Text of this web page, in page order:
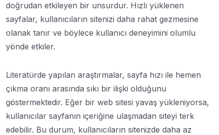
doğrudan etkileyen bir unsurdur. Hızlı yüklenen
sayfalar, kullanıcıların sitenizi daha rahat gezmesine
olanak tanır ve böylece kullanıcı deneyimini olumlu
yönde etkiler.
Literatürde yapılan araştırmalar, sayfa hızı ile hemen
çıkma oranı arasında sıkı bir ilişki olduğunu
göstermektedir. Eğer bir web sitesi yavaş yükleniyorsa,
kullanıcılar sayfanın içeriğine ulaşmadan siteyi terk
edebilir. Bu durum, kullanıcıların sitenizde daha az